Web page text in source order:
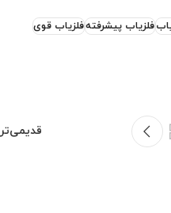
فلزیاب پیشرفتهفلزیاب قوی
قدیمی‌تر